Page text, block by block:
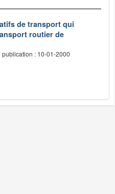
de transport qui
routier de
publication : 10-01-2000